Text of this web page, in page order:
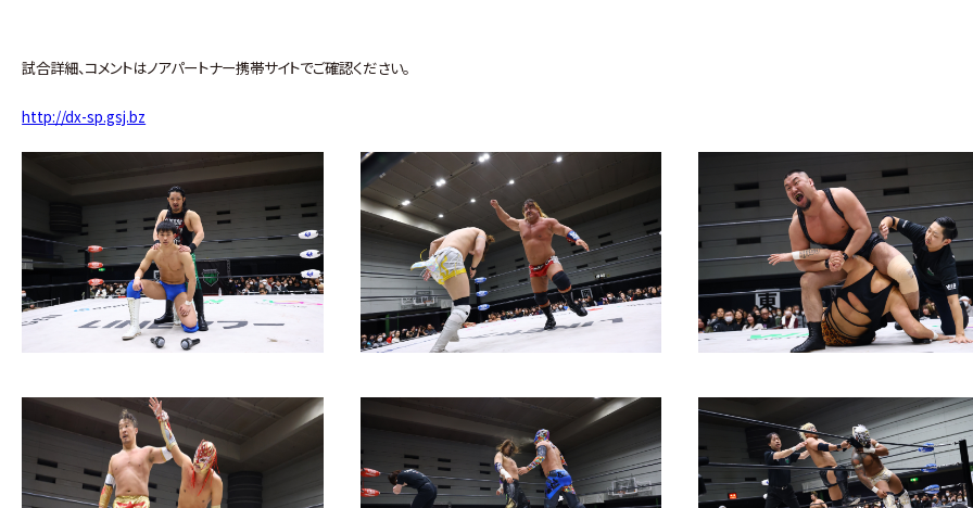
試合詳細、コメントはノアパートナー携帯サイトでご確認ください。
http://dx-sp.gsj.bz